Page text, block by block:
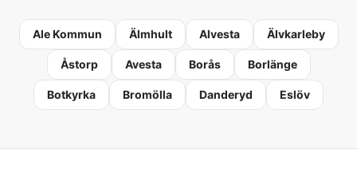
Ale Kommun Älmhult Alvesta Älvkarleby
Åstorp Avesta Borås Borlänge
Botkyrka Bromölla Danderyd Eslöv